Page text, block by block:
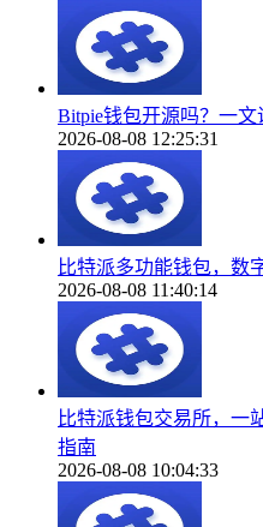
Bitpie钱包开源吗？一
2026-08-08 12:25:31
比特派多功能钱包，数
2026-08-08 11:40:14
比特派钱包交易所，一
指南
2026-08-08 10:04:33